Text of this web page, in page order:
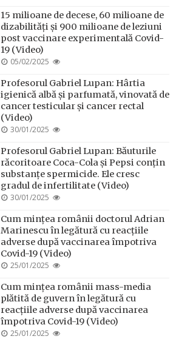
15 milioane de decese, 60 milioane de
dizabilități și 900 milioane de leziuni
post vaccinare experimentală Covid-
19 (Video)
POSTED
05/02/2025
Profesorul Gabriel Lupan: Hârtia
igienică albă și parfumată, vinovată de
cancer testicular și cancer rectal
(Video)
POSTED
30/01/2025
Profesorul Gabriel Lupan: Băuturile
răcoritoare Coca-Cola și Pepsi conțin
substanțe spermicide. Ele cresc
gradul de infertilitate (Video)
POSTED
30/01/2025
Cum mințea românii doctorul Adrian
Marinescu în legătură cu reacțiile
adverse după vaccinarea împotriva
Covid-19 (Video)
POSTED
25/01/2025
Cum mințea românii mass-media
plătită de guvern în legătură cu
reacțiile adverse după vaccinarea
împotriva Covid-19 (Video)
POSTED
25/01/2025